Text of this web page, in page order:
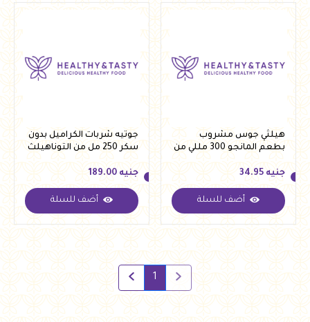
هيلثي جوس مشروب
بطعم المانجو 300 مللي من
زيرو تارجت
جنيه
جنيه 34.95
أضف للسلة
جوتيه شربات الكراميل بدون
سكر 250 مل من التوناهيلث
جنيه
جنيه 189.00
أضف للسلة
1